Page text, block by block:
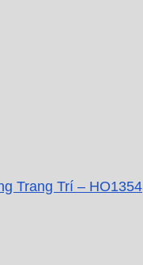
Trang Trí – HO1354